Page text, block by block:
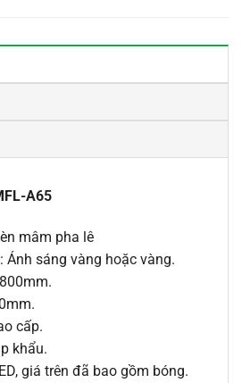
A65
mâm pha lê
: Ánh sáng vàng hoặc vàng.
cấp.
khẩu.
giá trên đã bao gồm bóng.